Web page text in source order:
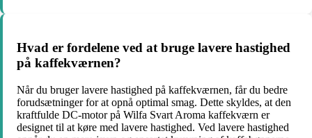
Hvad er fordelene ved at bruge lavere hastighed
på kaffekværnen?
Når du bruger lavere hastighed på kaffekværnen, får du bedre
forudsætninger for at opnå optimal smag. Dette skyldes, at den
kraftfulde DC-motor på Wilfa Svart Aroma kaffekværn er
designet til at køre med lavere hastighed. Ved lavere hastighed